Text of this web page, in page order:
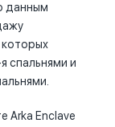
данным
спальнями и
Arka Enclave